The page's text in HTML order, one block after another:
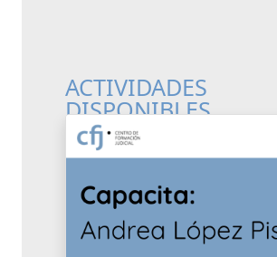
ACTIVIDADES
DISPONIBLES